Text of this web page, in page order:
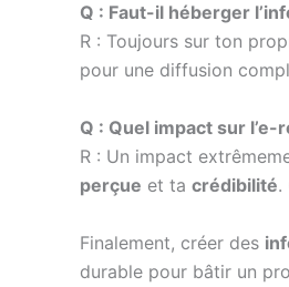
Q : Faut-il héberger
R : Toujours sur ton
pour une diffusion
Q : Quel impact sur
R : Un impact
perçue et ta crédibilité.
Finalement, créer des
durable pour bâtir un